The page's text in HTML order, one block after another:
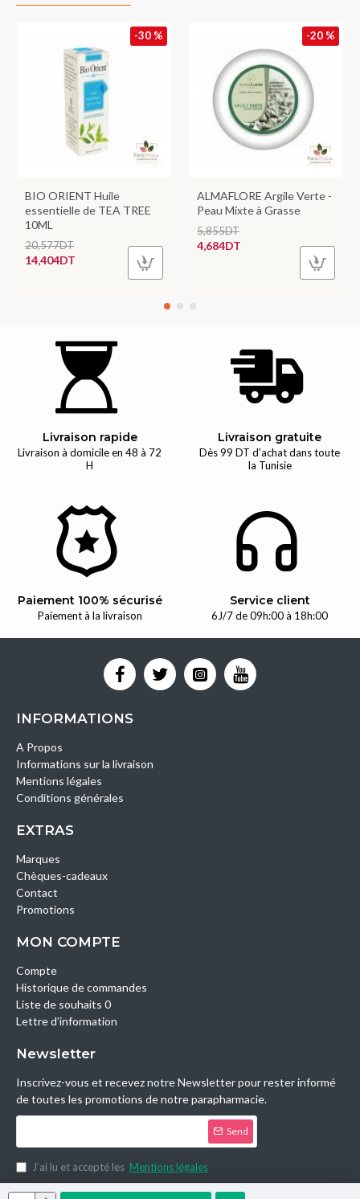
-30 %
BIO ORIENT Huile
essentielle de TEA TREE
10ML
14,404DT
20,577DT
-20 %
ALMAFLORE Argile Verte -
Peau Mixte à Grasse
4,684DT
5,855DT
Livraison rapide
Livraison à domicile en 48 à 72
H
Livraison gratuite
Dès 99 DT d'achat dans toute
la Tunisie
Paiement 100% sécurisé
Paiement à la livraison
Service client
6J/7 de 09h:00 à 18h:00
INFORMATIONS
A Propos
Informations sur la livraison
Mentions légales
Conditions générales
EXTRAS
Marques
Chèques-cadeaux
Contact
Promotions
MON COMPTE
Compte
Historique de commandes
Liste de souhaits 0
Lettre d’information
Newsletter
Inscrivez-vous et recevez notre Newsletter pour rester informé
de toutes les promotions de notre parapharmacie.
Send
J’ai lu et accepté les Mentions légales